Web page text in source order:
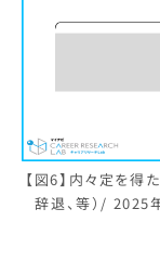
【図6】内々定を得
辞退、等）/